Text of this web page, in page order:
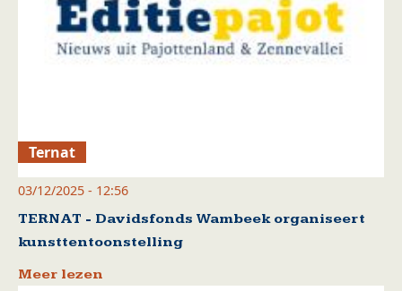
Ternat
03/12/2025 - 12:56
TERNAT - Davidsfonds Wambeek organiseert
kunsttentoonstelling
Meer lezen